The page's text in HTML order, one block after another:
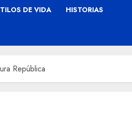
DE VIDA HISTORIAS
República